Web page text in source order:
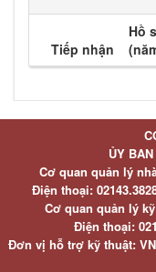
Tiếp nhận
Hồ
ỦY
Cơ quan quản lý
Điện thoại:
Cơ quan quản lý
Điện thoại:
Đơn vị hỗ trợ kỹ thuật: